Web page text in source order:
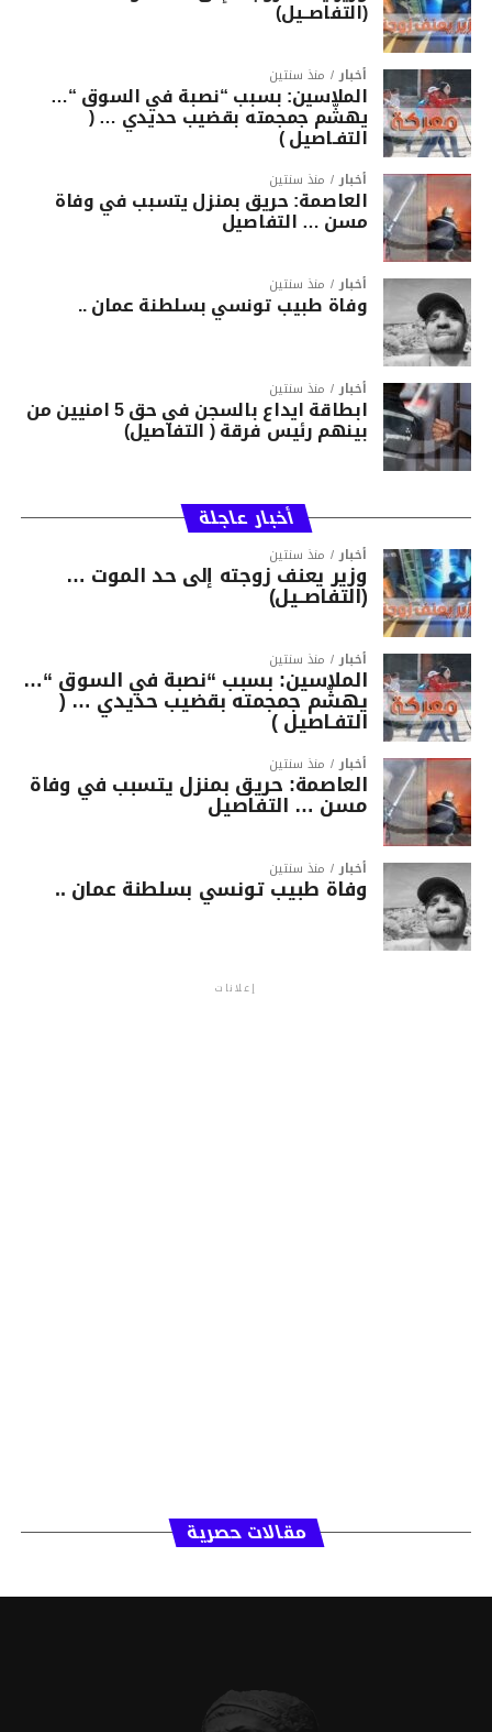
(التفاصــيل)
أخبار منذ سنتين
الملاسين: بسبب “نصبة في السوق “…
يهشّم جمجمته بقضيب حديدي … (
التفـاصيل )
أخبار منذ سنتين
العاصمة: حريق بمنزل يتسبب في وفاة
مسن … التفاصيل
أخبار منذ سنتين
وفاة طبيب تونسي بسلطنة عمان ..
أخبار منذ سنتين
ابطاقة ايداع بالسجن في حق 5 امنيين من
بينهم رئيس فرقة ( التفاصيل)
أخبار عاجلة
أخبار منذ سنتين
وزير يعنف زوجته إلى حد الموت …
(التفاصــيل)
أخبار منذ سنتين
الملاسين: بسبب “نصبة في السوق “…
يهشّم جمجمته بقضيب حديدي … (
التفـاصيل )
أخبار منذ سنتين
العاصمة: حريق بمنزل يتسبب في وفاة
مسن … التفاصيل
أخبار منذ سنتين
وفاة طبيب تونسي بسلطنة عمان ..
إعلانات
مقالات حصرية